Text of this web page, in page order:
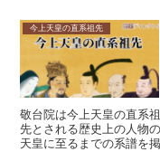
今上天皇の直系祖先
敬台院は今上天皇の直系
先とされる歴史上の人物
天皇に至るまでの系譜を